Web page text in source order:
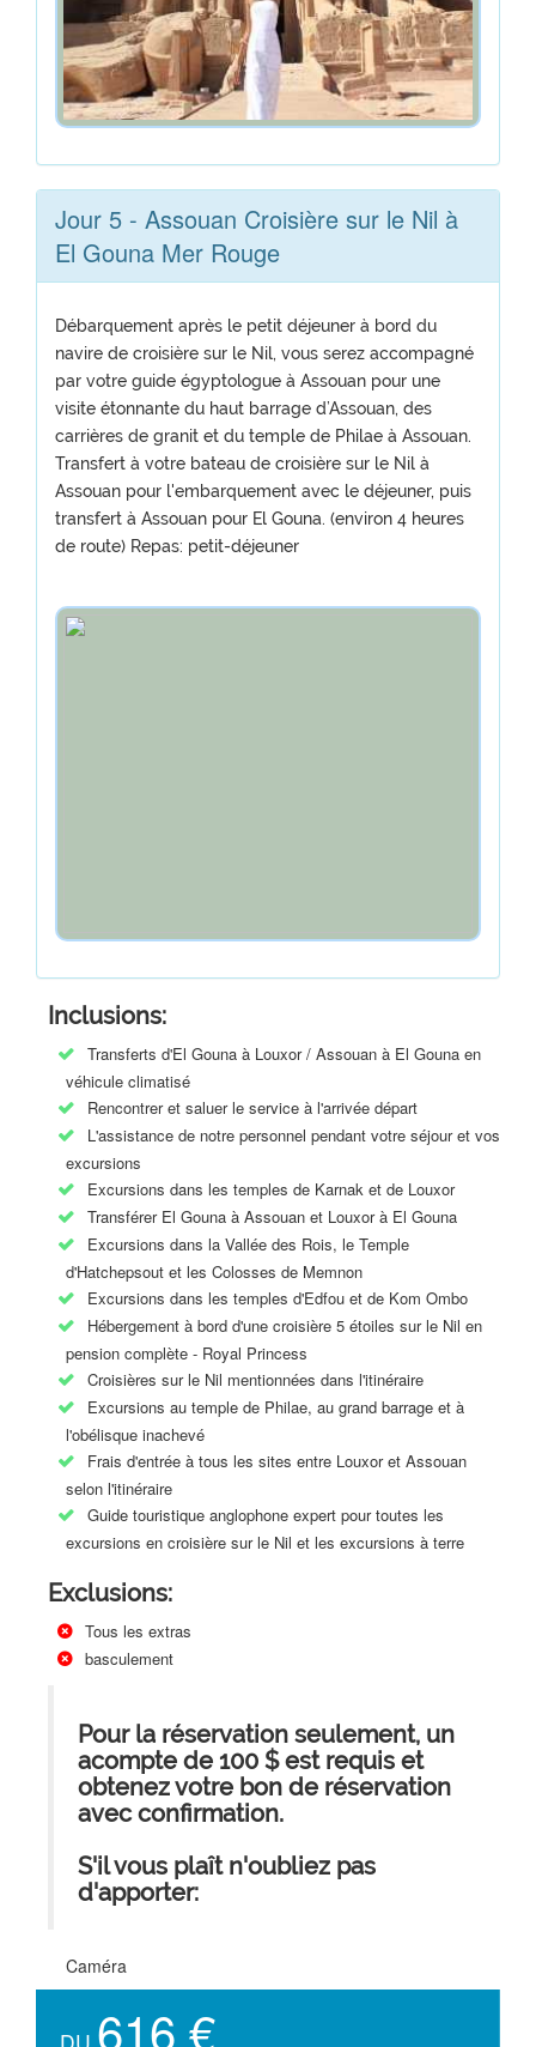
Jour 5 - Assouan Croisière sur le Nil à
El Gouna Mer Rouge
Débarquement après le petit déjeuner à bord du
navire de croisière sur le Nil, vous serez accompagné
par votre guide égyptologue à Assouan pour une
visite étonnante du haut barrage d’Assouan, des
carrières de granit et du temple de Philae à Assouan.
Transfert à votre bateau de croisière sur le Nil à
Assouan pour l'embarquement avec le déjeuner, puis
transfert à Assouan pour El Gouna. (environ 4 heures
de route) Repas: petit-déjeuner
Inclusions:
Transferts d'El Gouna à Louxor / Assouan à El Gouna en
véhicule climatisé
Rencontrer et saluer le service à l'arrivée départ
L'assistance de notre personnel pendant votre séjour et vos
excursions
Excursions dans les temples de Karnak et de Louxor
Transférer El Gouna à Assouan et Louxor à El Gouna
Excursions dans la Vallée des Rois, le Temple
d'Hatchepsout et les Colosses de Memnon
Excursions dans les temples d'Edfou et de Kom Ombo
Hébergement à bord d'une croisière 5 étoiles sur le Nil en
pension complète - Royal Princess
Croisières sur le Nil mentionnées dans l'itinéraire
Excursions au temple de Philae, au grand barrage et à
l'obélisque inachevé
Frais d'entrée à tous les sites entre Louxor et Assouan
selon l'itinéraire
Guide touristique anglophone expert pour toutes les
excursions en croisière sur le Nil et les excursions à terre
Exclusions:
Tous les extras
basculement
Pour la réservation seulement, un
acompte de 100 $ est requis et
obtenez votre bon de réservation
avec confirmation.
S'il vous plaît n'oubliez pas
d'apporter:
Caméra
616 €